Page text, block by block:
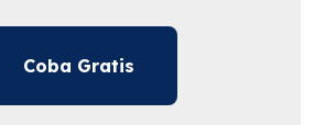
Coba Gratis